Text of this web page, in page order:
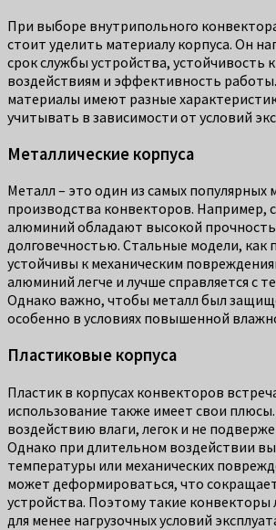
При выборе внутрипольного
стоит уделить материалу корпуса. Он
срок службы устройства, устойчивость
воздействиям и эффективность
материалы имеют разные
учитывать в зависимости от условий
Металлические корпуса
Металл – это один из самых популярных
производства конвекторов. Например,
алюминий обладают высокой
долговечностью. Стальные модели, как
устойчивы к механическим
алюминий легче и лучше справляется с
Однако важно, чтобы металл был
особенно в условиях повышенной
Пластиковые корпуса
Пластик в корпусах конвекторов
использование также имеет свои
воздействию влаги, легок и не
Однако при длительном воздействии
температуры или механических
может деформироваться, что
устройства. Поэтому такие
для менее нагрузочных условий